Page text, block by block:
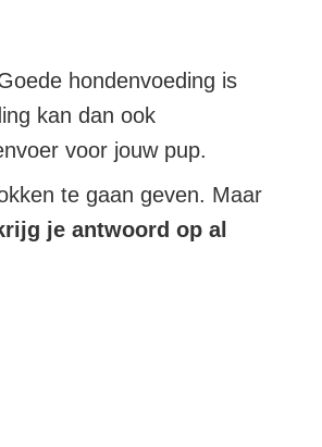
hondenvoeding is
kan dan ook
voor jouw pup.
te gaan geven. Maar
je antwoord op al